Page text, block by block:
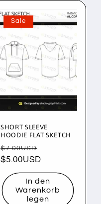
Sale
SHORT SLEEVE
HOODIE FLAT SKETCH
Normaler
Preis
$7.00USD
$5.00USD
In den
Warenkorb
legen